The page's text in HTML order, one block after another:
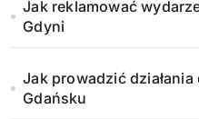
Jak reklamować
Gdyni
Jak prowadzić
Gdańsku